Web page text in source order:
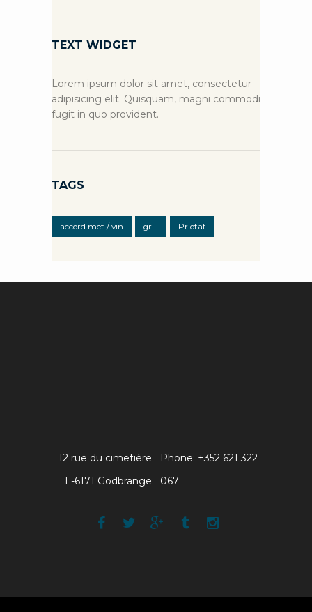
TEXT WIDGET
Lorem ipsum dolor sit amet, consectetur
adipisicing elit. Quisquam, magni commodi
fugit in quo provident.
TAGS
accord met / vin grill Priotat
Phone: +352 621 322
067
12 rue du cimetière
L-6171 Godbrange